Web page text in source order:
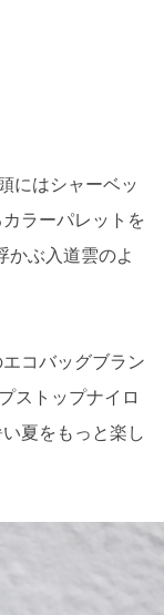
にはシャーベッ
ラーパレットを
かぶ入道雲のよ
コバッグブラン
ストップナイロ
夏をもっと楽し